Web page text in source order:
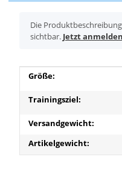
x
Die
sichtbar. Jetzt anmelden
Produkteigenschaft
Wert
Größe:
Trainingsziel:
Versandgewicht:
Artikelgewicht: